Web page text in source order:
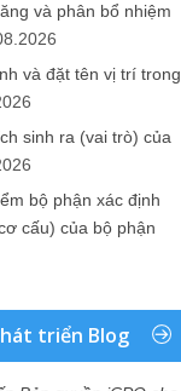
và phân bổ nhiệm
và đặt tên vị trí trong
sinh ra (vai trò) của
bộ phận xác định
cấu) của bộ phận
triển Blog